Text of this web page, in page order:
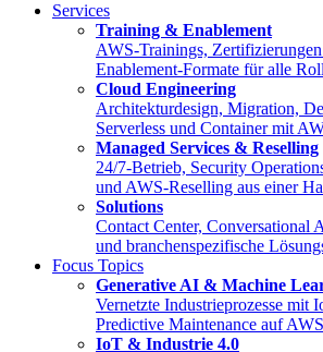
Services
Training & Enablement
AWS-Trainings,
Enablement-Formate für alle
Cloud Engineering
Architekturdesign, Migration,
Serverless und Container mit
Managed Services & Reselling
24/7-Betrieb, Security
und AWS-Reselling aus einer
Solutions
Contact Center, Conversational
und branchenspezifische
Focus Topics
Generative AI & Machine
Vernetzte Industrieprozesse mit
Predictive Maintenance auf AWS
IoT & Industrie 4.0